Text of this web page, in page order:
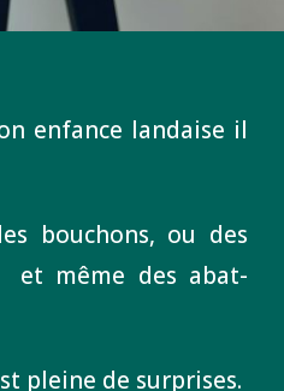
enfance landaise il
bouchons, ou des
et même des abat-
pleine de surprises.